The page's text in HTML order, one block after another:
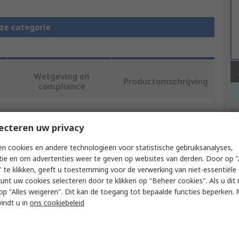
categorie
Wetgeving en
compliance
Productomschrijving
kenmerken te selecteren.
Waarde
Festo
Cable Lead
uw privacy
cookies en andere technologieën voor statistische gebruiksanalyses,
en om advertenties weer te geven op websites van derden. Door op
te klikken, geeft u toestemming voor de verwerking van niet-essentiële
uw cookies selecteren door te klikken op "Beheer cookies". Als u dit
"Alles weigeren". Dit kan de toegang tot bepaalde functies beperken.
u in ons cookiebeleid